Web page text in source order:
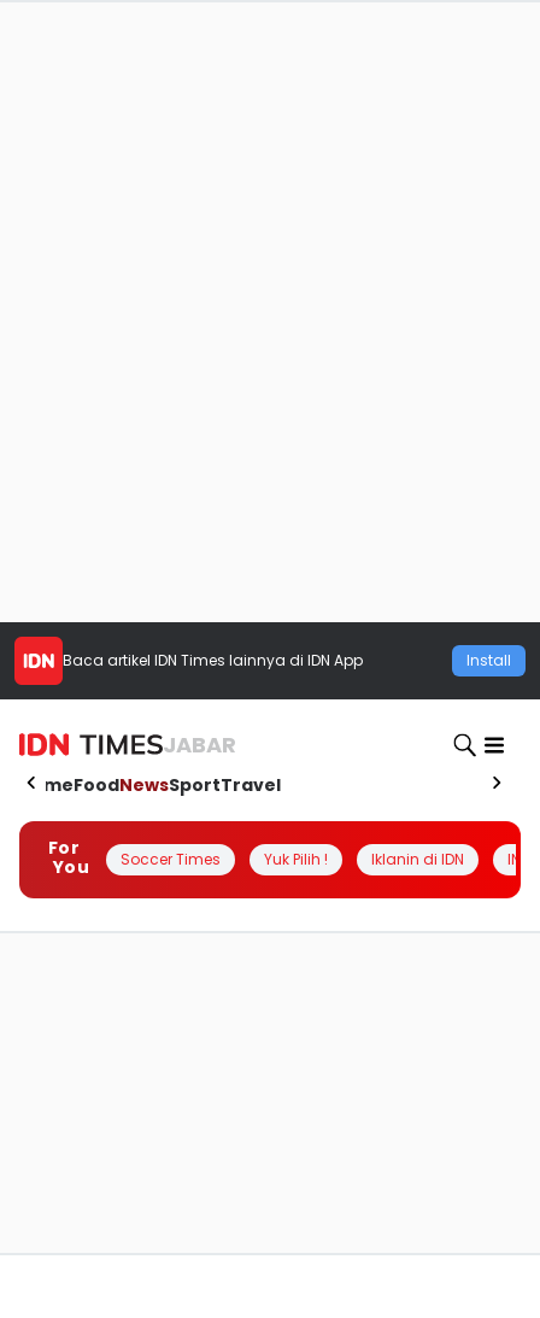
Baca artikel IDN Times lainnya di IDN App Install
JABAR
HomeFoodNewsSportTravel
For
You
Soccer Times Yuk Pilih ! Iklanin di IDN